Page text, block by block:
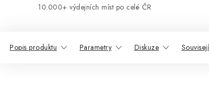
10.000+ výdejních míst po celé ČR
Popis produktu Parametry Diskuze